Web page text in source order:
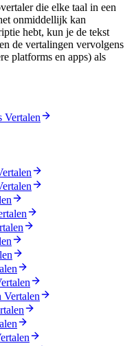
die elke taal in een
onmiddellijk kan
hebt, kun je de tekst
de vertalingen vervolgens
platforms en apps) als
Vertalen
Vertalen